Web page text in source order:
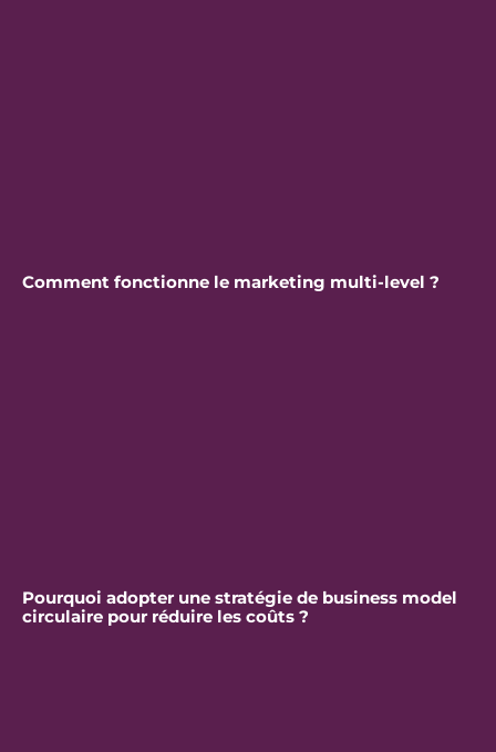
Comment fonctionne le marketing multi-level ?
Pourquoi adopter une stratégie de business model
circulaire pour réduire les coûts ?